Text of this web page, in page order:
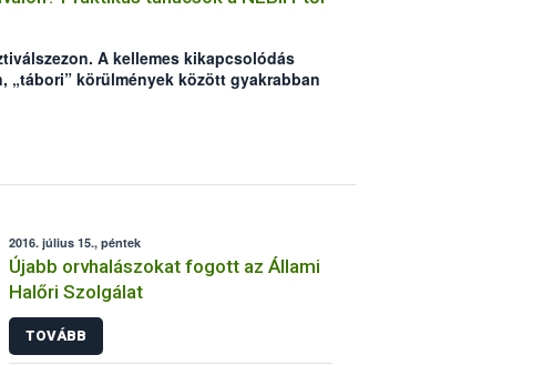
A kellemes kikapcsolódás
„tábori” körülmények között gyakrabban
eredetű megbetegedések, amik
A Nemzeti Élelmiszerlánc-
néhány tanáccsal segíteni szeretne,
2016. július 15., péntek
Újabb orvhalászokat fogott az Állami
Halőri Szolgálat
TOVÁBB